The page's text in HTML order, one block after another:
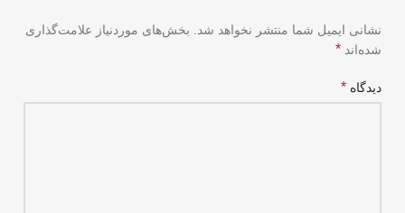
نشانی ایمیل شما منتشر نخواهد شد.
بخش‌های موردنیاز علامت‌گذاری
شده‌اند *
دیدگاه *